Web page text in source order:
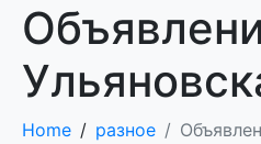
Home разное